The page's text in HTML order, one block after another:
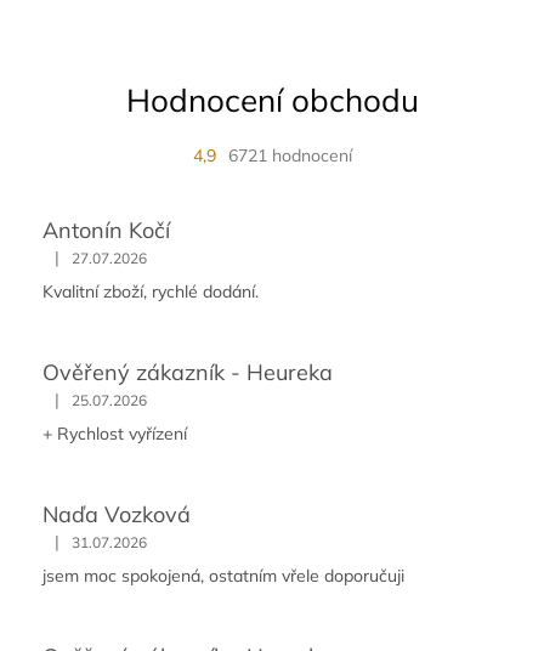
a
í
p
s
Hodnocení obchodu
4,9 6721 hodnocení
Antonín Kočí
| 27.07.2026
Kvalitní zboží, rychlé dodání.
Ověřený zákazník - Heureka
| 25.07.2026
+ Rychlost vyřízení
Naďa Vozková
| 31.07.2026
jsem moc spokojená, ostatním vřele doporučuji